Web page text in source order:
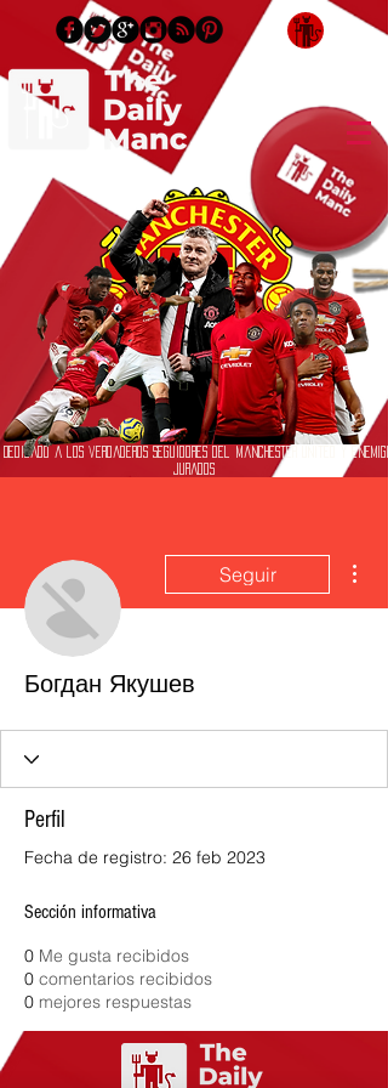
Dedicado a los verdaderos seguidores del Manchester United y
jurados
Seguir
Богдан Якушев
Perfil
Fecha de registro: 26 feb 2023
Sección informativa
0 Me gusta recibidos
0 comentarios recibidos
0 mejores respuestas